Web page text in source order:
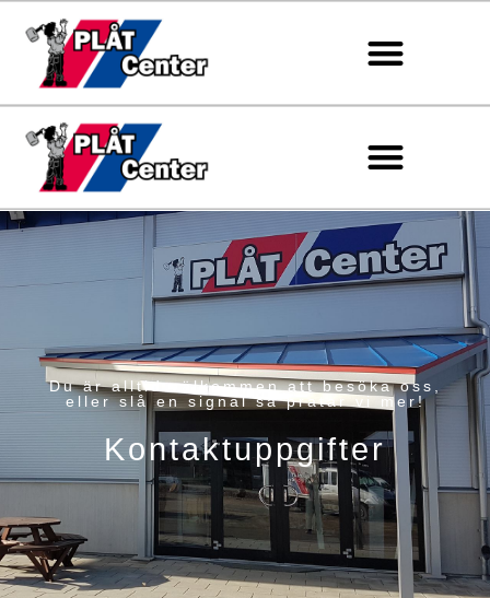
Du är alltid välkommen att besöka oss,
eller slå en signal så pratar vi mer!
Kontaktuppgifter